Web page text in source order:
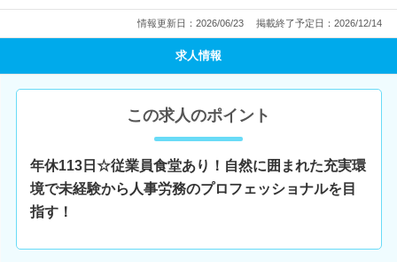
情報更新日：2026/06/23 掲載終了予定日：2026/12/14
求人情報
この求人のポイント
年休113日☆従業員食堂あり！自然に囲まれた充実環
境で未経験から人事労務のプロフェッショナルを目
指す！